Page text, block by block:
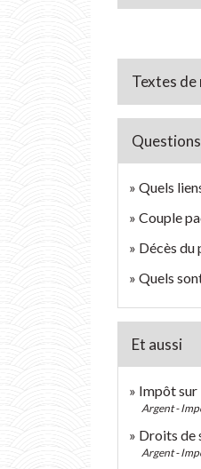
Textes
Questions
Quels
Couple
Décès du
Quels
Et aussi
Impôt sur
Argent -
Droits de
Argent -